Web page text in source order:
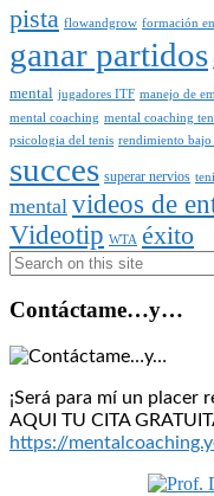
pista flowandgrow formación
ganar partidos
mental jugadores ITF manejo de
mental coaching mental coaching
psicologia del tenis rendimiento bajo
succes superar nervios
mental videos de
Videotip WTA éxito
Contáctame…y…
¡Será para mí un placer
AQUI TU CITA
https://